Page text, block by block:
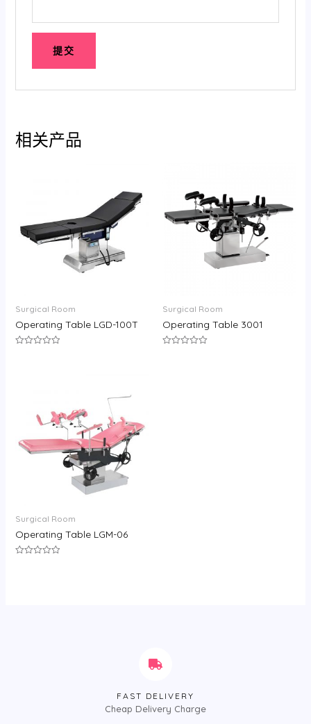
相关产品
Surgical Room
Operating Table LGD-100T
Surgical Room
Operating Table 3001
Surgical Room
Operating Table LGM-06
FAST DELIVERY
Cheap Delivery Charge